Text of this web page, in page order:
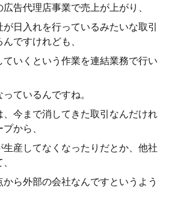
告代理店事業で売上が上がり、
日入れを行っているみたいな取引
ですけれども、
いくという作業を連結業務で行い
ているんですね。
今まで消してきた取引なんだけれ
から、
産してなくなったりだとか、他社
ら外部の会社なんですというよう